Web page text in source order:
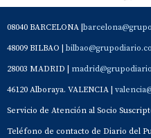
08040 BARCELONA |
48009 BILBAO |
28003 MADRID |
46120 Alboraya. VALENCIA |
Servicio de Atención al Socio
Teléfono de contacto de Diario del